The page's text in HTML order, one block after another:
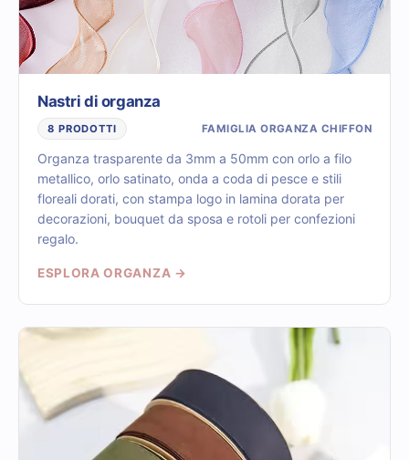
Nastri di organza
8 PRODOTTI FAMIGLIA ORGANZA CHIFFON
Organza trasparente da 3mm a 50mm con orlo a filo
metallico, orlo satinato, onda a coda di pesce e stili
floreali dorati, con stampa logo in lamina dorata per
decorazioni, bouquet da sposa e rotoli per confezioni
regalo.
ESPLORA ORGANZA